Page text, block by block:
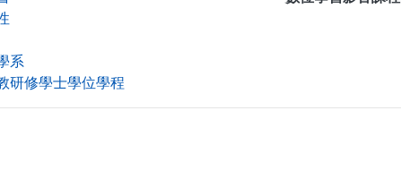
系
研修學士學位學程